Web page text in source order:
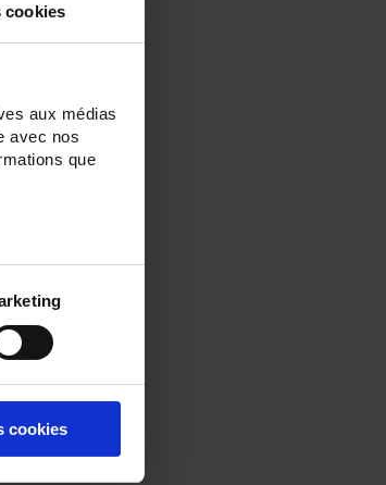
cookies
aux médias
avec nos
que
cookies